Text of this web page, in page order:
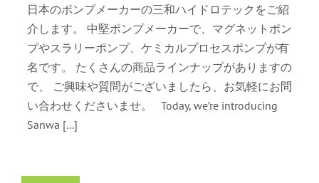
日本のポンプメーカーの三和ハイドロテックをご紹
介します。 中堅ポンプメーカーで、マグネットポン
プやスラリーポンプ、ケミカルプロセスポンプが有
名です。 たくさんの商品ラインナップがありますの
で、 ご興味や質問がございましたら、お気軽にお問
い合わせくださいませ。 Today, we’re introducing
Sanwa [...]